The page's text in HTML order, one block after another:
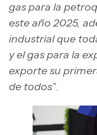
gas para la
este año 2025,
industrial que
y el gas para la
exporte su
de todos”.